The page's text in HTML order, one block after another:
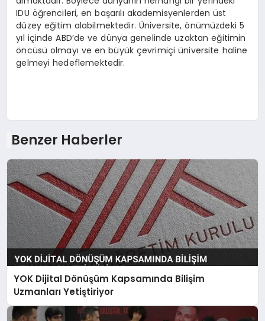
IDU öğrencileri, en başarılı akademisyenlerden üst
düzey eğitim alabilmektedir. Üniversite, önümüzdeki 5
yıl içinde ABD’de ve dünya genelinde uzaktan eğitimin
öncüsü olmayı ve en büyük çevrimiçi üniversite haline
gelmeyi hedeflemektedir.
Benzer Haberler
YOK Dijital Dönüşüm Kapsamında Bilişim
Uzmanları Yetiştiriyor